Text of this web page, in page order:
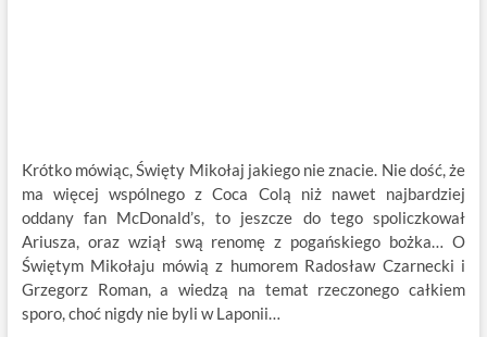
Krótko mówiąc, Święty Mikołaj jakiego nie znacie. Nie dość, że
ma więcej wspólnego z Coca Colą niż nawet najbardziej
oddany fan McDonald’s, to jeszcze do tego spoliczkował
Ariusza, oraz wziął swą renomę z pogańskiego bożka… O
Świętym Mikołaju mówią z humorem Radosław Czarnecki i
Grzegorz Roman, a wiedzą na temat rzeczonego całkiem
sporo, choć nigdy nie byli w Laponii…